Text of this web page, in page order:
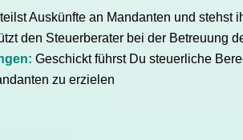
Auskünfte an Mandanten und stehst
den Steuerberater bei der Betreuung
Geschickt führst Du steuerliche
zu erzielen